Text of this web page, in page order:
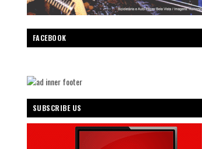
FACEBOOK
SUBSCRIBE US